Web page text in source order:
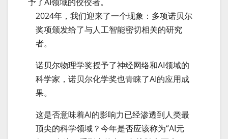
2024年，我们迎来了一个现象：多项诺贝尔
奖项颁发给了与人工智能密切相关的研究
者。
诺贝尔物理学奖授予了神经网络和AI领域的
科学家，诺贝尔化学奖也青睐了AI的应用成
果。
这是否意味着AI的影响力已经渗透到人类最
顶尖的科学领域？今年是否应该称为“AI元